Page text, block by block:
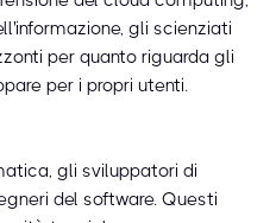
gli scienziati
per quanto riguarda gli
per i propri utenti.
gli sviluppatori di
del software. Questi